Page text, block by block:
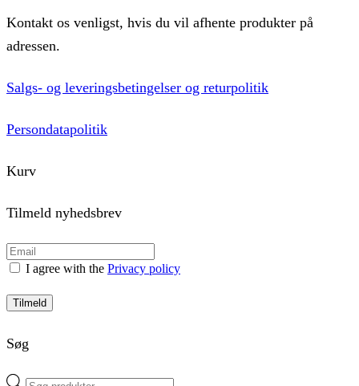
Kontakt os venligst, hvis du vil afhente produkter på
adressen.
Salgs- og leveringsbetingelser og returpolitik
Persondatapolitik
Kurv
Tilmeld nyhedsbrev
I agree with the Privacy policy
Tilmeld
Søg
Products